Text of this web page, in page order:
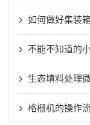
如何做好集装
生态填料处理
格栅机的操作